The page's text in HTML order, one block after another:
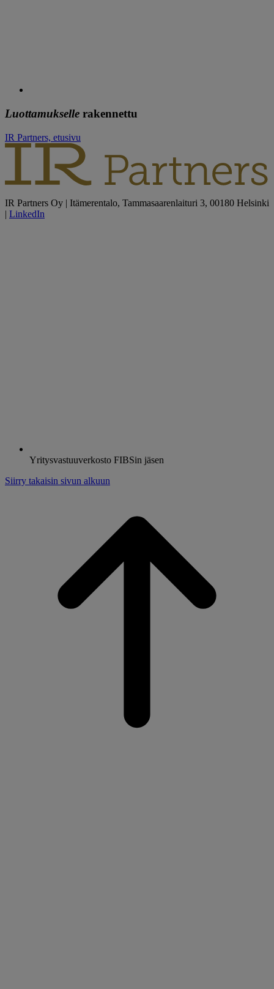
Luottamukselle rakennettu
IR Partners, etusivu
IR Partners Oy | Itämerentalo, Tammasaarenlaituri 3, 00180 Helsinki
| LinkedIn
Yritysvastuuverkosto FIBSin jäsen
Siirry takaisin sivun alkuun